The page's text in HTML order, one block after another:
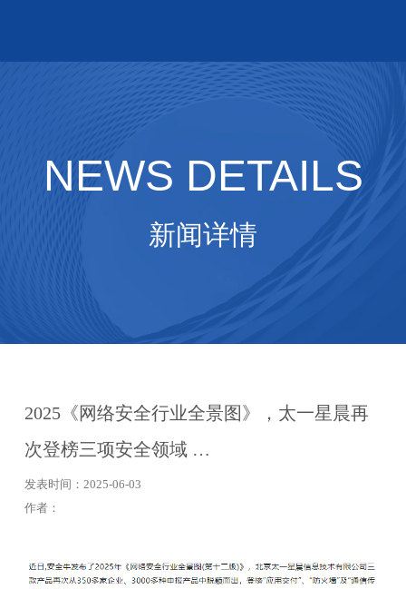
NEWS DETAILS
新闻详情
2025《网络安全行业全景图》，太一星晨再
次登榜三项安全领域 …
发表时间：2025-06-03
作者：